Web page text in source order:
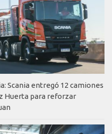
Scania entregó 12 camiones
Huerta para reforzar